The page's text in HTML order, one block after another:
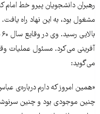
رهبران دانشجویان پیرو خط امام
مشغول بود، به این نهاد راه
آفرینی می‌کرد. مسئول عملیات
می‌گوید:
«همین امروز که دارم درباره‌ی
چنین موجودی بود و چنین